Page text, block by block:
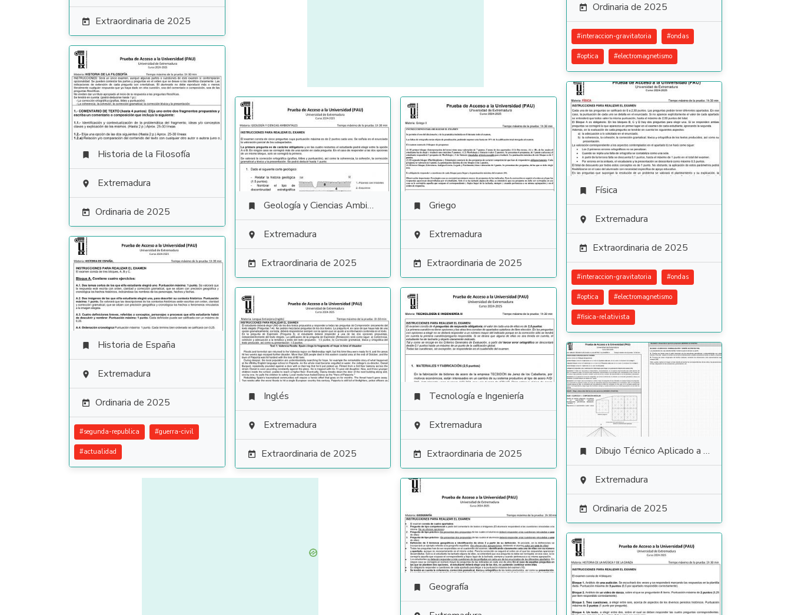
 Ordinaria de 2025
#interaccion-gravitatoria #ondas
#optica #electromagnetismo
 Extraordinaria de 2025
 Historia de la Filosofía
 Extremadura
 Ordinaria de 2025
 Física
 Extremadura
 Extraordinaria de 2025
#interaccion-gravitatoria #ondas
#optica #electromagnetismo
#fisica-relativista
 Geología y Ciencias Ambientales
 Extremadura
 Extraordinaria de 2025
 Griego
 Extremadura
 Extraordinaria de 2025
 Historia de España
 Extremadura
 Ordinaria de 2025
#segunda-republica #guerra-civil
#actualidad
 Inglés
 Extremadura
 Extraordinaria de 2025
 Tecnología e Ingeniería
 Extremadura
 Extraordinaria de 2025  Dibujo Técnico Aplicado a las Artes Plásticas y al Diseño II
 Extremadura
 Ordinaria de 2025
 Geografía